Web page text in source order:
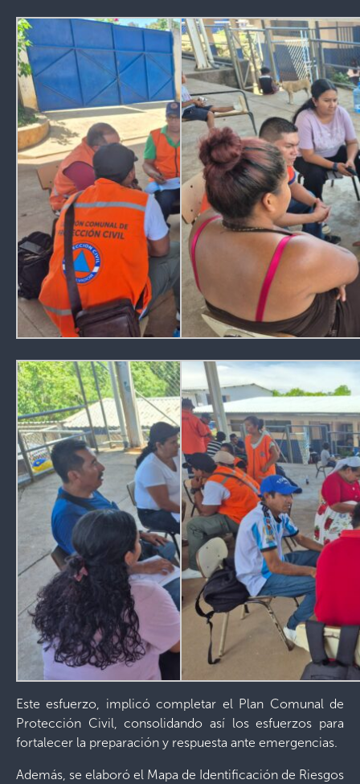
Este esfuerzo, implicó completar el Plan Comunal de
Protección Civil, consolidando así los esfuerzos para
fortalecer la preparación y respuesta ante emergencias.
Además, se elaboró el Mapa de Identificación de Riesgos